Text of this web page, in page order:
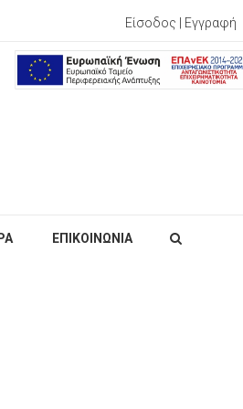
Είσοδος Εγγραφή
ΕΠΙΚΟΙΝΩΝΙΑ